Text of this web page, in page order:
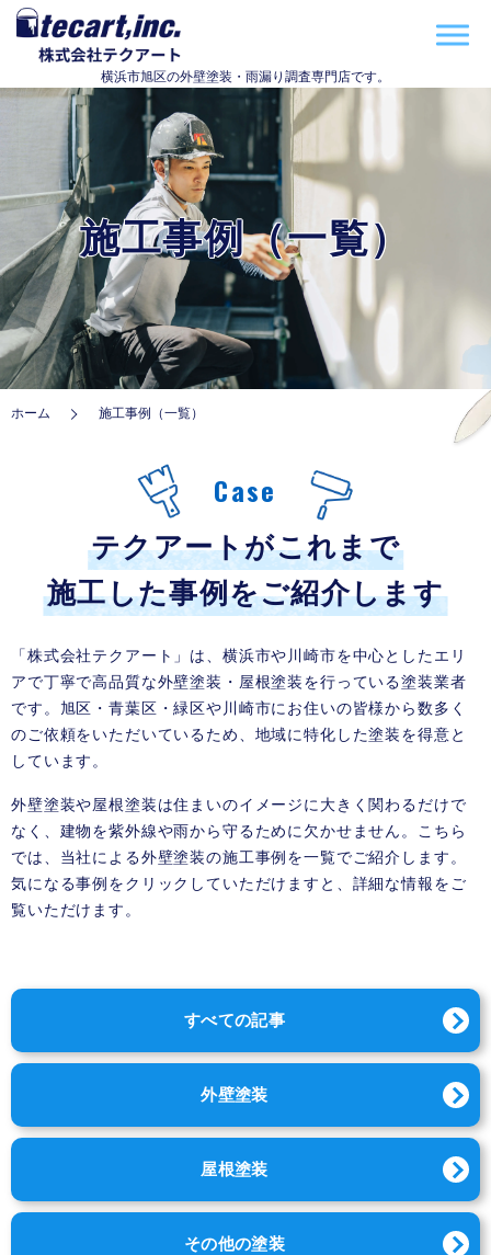
横浜市旭区の外壁塗装・雨漏り調査専門店です。
施工事例（一覧）
ホーム 施工事例（一覧）
Case
テクアートがこれまで
施工した事例をご紹介します
「株式会社テクアート」は、横浜市や川崎市を中心としたエリ
アで丁寧で高品質な外壁塗装・屋根塗装を行っている塗装業者
です。旭区・青葉区・緑区や川崎市にお住いの皆様から数多く
のご依頼をいただいているため、地域に特化した塗装を得意と
しています。
外壁塗装や屋根塗装は住まいのイメージに大きく関わるだけで
なく、建物を紫外線や雨から守るために欠かせません。こちら
では、当社による外壁塗装の施工事例を一覧でご紹介します。
気になる事例をクリックしていただけますと、詳細な情報をご
覧いただけます。
すべての記事
外壁塗装
屋根塗装
その他の塗装